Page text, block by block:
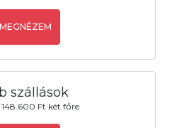
MEGNÉZEM
szállások
Ft két főre